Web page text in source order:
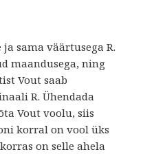
sama väärtusega R.
maandusega, ning
Vout saab
R. Ühendada
Vout voolu, siis
korral on vool üks
on selle ahela